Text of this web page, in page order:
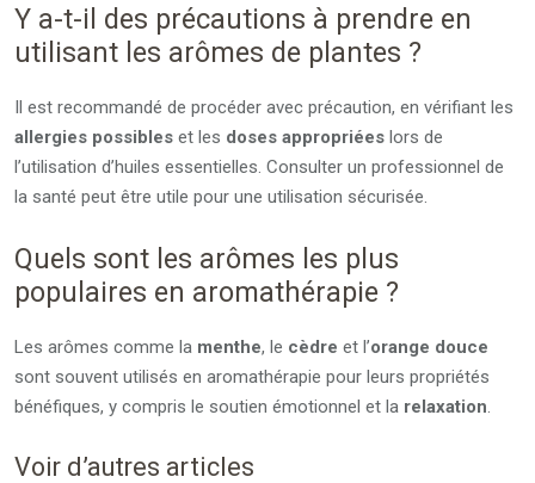
Y a-t-il des précautions à prendre en
utilisant les arômes de plantes ?
Il est recommandé de procéder avec précaution, en vérifiant les
allergies possibles et les doses appropriées lors de
l’utilisation d’huiles essentielles. Consulter un professionnel de
la santé peut être utile pour une utilisation sécurisée.
Quels sont les arômes les plus
populaires en aromathérapie ?
Les arômes comme la menthe, le cèdre et l’orange douce
sont souvent utilisés en aromathérapie pour leurs propriétés
bénéfiques, y compris le soutien émotionnel et la relaxation.
Voir d’autres articles